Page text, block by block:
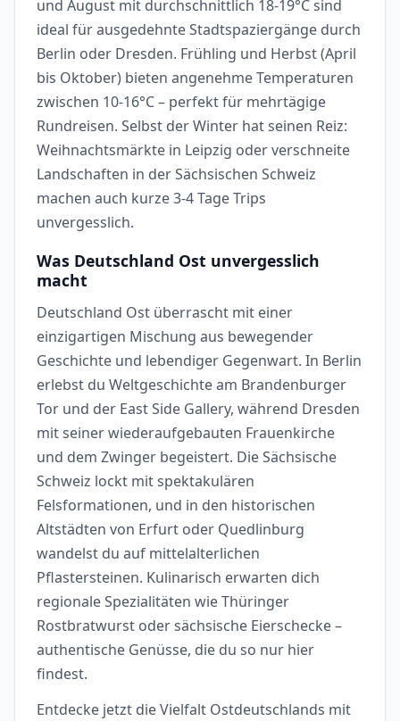
und August mit durchschnittlich 18-19°C sind
ideal für ausgedehnte Stadtspaziergänge durch
Berlin oder Dresden. Frühling und Herbst (April
bis Oktober) bieten angenehme Temperaturen
zwischen 10-16°C – perfekt für mehrtägige
Rundreisen. Selbst der Winter hat seinen Reiz:
Weihnachtsmärkte in Leipzig oder verschneite
Landschaften in der Sächsischen Schweiz
machen auch kurze 3-4 Tage Trips
unvergesslich.
Was Deutschland Ost unvergesslich
macht
Deutschland Ost überrascht mit einer
einzigartigen Mischung aus bewegender
Geschichte und lebendiger Gegenwart. In Berlin
erlebst du Weltgeschichte am Brandenburger
Tor und der East Side Gallery, während Dresden
mit seiner wiederaufgebauten Frauenkirche
und dem Zwinger begeistert. Die Sächsische
Schweiz lockt mit spektakulären
Felsformationen, und in den historischen
Altstädten von Erfurt oder Quedlinburg
wandelst du auf mittelalterlichen
Pflastersteinen. Kulinarisch erwarten dich
regionale Spezialitäten wie Thüringer
Rostbratwurst oder sächsische Eierschecke –
authentische Genüsse, die du so nur hier
findest.
Entdecke jetzt die Vielfalt Ostdeutschlands mit